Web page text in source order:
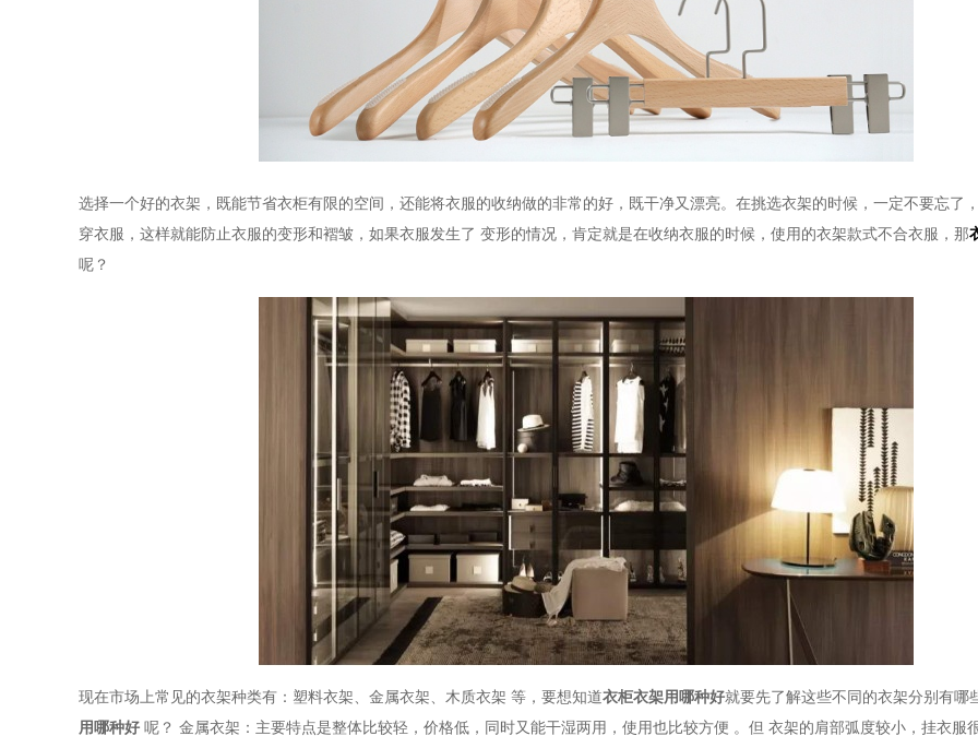
选择一个好的衣架，既能节省衣柜有限的空间，还能将衣服的收纳做的非常的好，既干净又漂亮。 在挑选衣架的时候，一定不要忘了
穿衣服，这样就能防止衣服的变形和褶皱，如果衣服发生了 变形的情况，肯定就是在收纳衣服的时候，使用的衣架款式不合衣服 ，那
呢？
现在市场上常见的衣架种类有 ： 塑料衣架、金属衣架、木质衣架 等，要想知道衣柜衣架用哪种好就要先了解这些不同的衣架分别有哪
用哪种好 呢？ 金属衣架 ： 主要特点是整体比较轻， 价格低，同时又能干湿两用， 使用也比较方便 。但 衣架的肩部弧度较小，挂衣服